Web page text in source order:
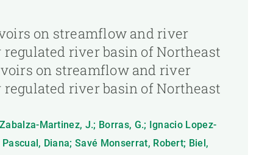
on streamflow and river
river basin of Northeast
on streamflow and river
river basin of Northeast
Martinez, J.; Borras, G.; Ignacio Lopez-
Diana; Savé Monserrat, Robert; Biel,